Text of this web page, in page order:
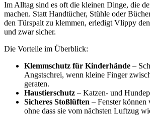
Im Alltag sind es oft die kleinen Dinge, die
machen. Statt Handtücher, Stühle oder
den Türspalt zu klemmen, erledigt Vlippy
und zwar sicher.
Die Vorteile im Überblick:
Klemmschutz für Kinderhände –
Angstschrei, wenn kleine Finger
geraten.
Haustierschutz – Katzen- und
Sicheres Stoßlüften – Fenster können
ohne dass sie vom nächsten Luftzug